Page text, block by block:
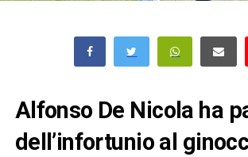
Alfonso De Nicola ha
dell’infortunio al